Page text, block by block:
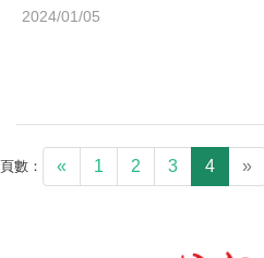
2024/01/05
頁數： « 1 2 3 4 »